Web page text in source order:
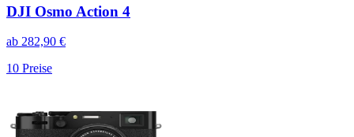
DJI Osmo Action 4
ab 282,90 €
10 Preise